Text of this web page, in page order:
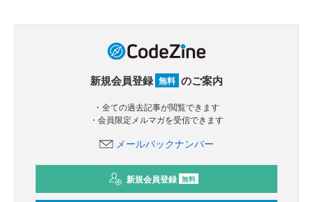
新規会員登録 無料 のご案内
・全ての過去記事が閲覧できます
・会員限定メルマガを受信できます
メールバックナンバー
新規会員登録 無料